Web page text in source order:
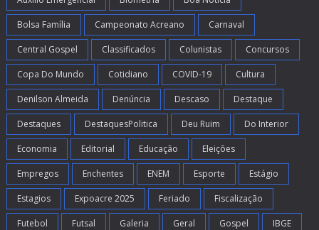
Bolsa Família Campeonato Acreano Carnaval
Central Gospel Classificados Colunistas Concursos
Copa Do Mundo Cotidiano COVID-19 Cultura
Denilson Almeida Denúncia Descaso Destaque
Destaques DestaquesPolitica Deu Ruim Do Interior
Economia Editorial Educação Eleições
Empregos Enchentes ENEM Esporte Estágio
Estagios Expoacre 2025 Feriado Fiscalização
Futebol Futsal Galeria Geral Gospel IBGE